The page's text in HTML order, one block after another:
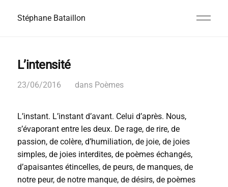
Stéphane Bataillon
L’intensité
23/06/2016 dans Poèmes
L’instant. L’instant d’avant. Celui d’après. Nous,
s’évaporant entre les deux. De rage, de rire, de
passion, de colère, d’humiliation, de joie, de joies
simples, de joies interdites, de poèmes échangés,
d’apaisantes étincelles, de peurs, de manques, de
notre peur, de notre manque, de désirs, de poèmes